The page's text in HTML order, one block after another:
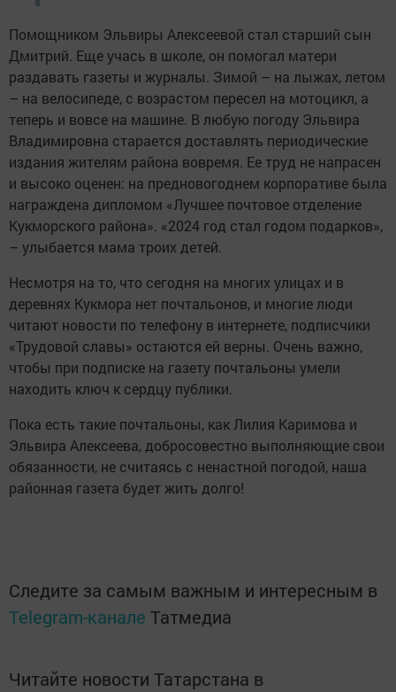
Помощником Эльвиры Алексеевой стал старший сын
Дмитрий. Еще учась в школе, он помогал матери
раздавать газеты и журналы. Зимой – на лыжах, летом
– на велосипеде, с возрастом пересел на мотоцикл, а
теперь и вовсе на машине. В любую погоду Эльвира
Владимировна старается доставлять периодические
издания жителям района вовремя. Ее труд не напрасен
и высоко оценен: на предновогоднем корпоративе была
награждена дипломом «Лучшее почтовое отделение
Кукморского района». «2024 год стал годом подарков»,
– улыбается мама троих детей.
Несмотря на то, что сегодня на многих улицах и в
деревнях Кукмора нет почтальонов, и многие люди
читают новости по телефону в интернете, подписчики
«Трудовой славы» остаются ей верны. Очень важно,
чтобы при подписке на газету почтальоны умели
находить ключ к сердцу публики.
Пока есть такие почтальоны, как Лилия Каримова и
Эльвира Алексеева, добросовестно выполняющие свои
обязанности, не считаясь с ненастной погодой, наша
районная газета будет жить долго!
Следите за самым важным и интересным в
Telegram-канале Татмедиа
Читайте новости Татарстана в